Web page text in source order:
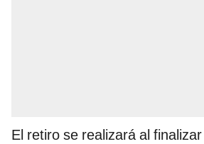
El retiro se realizará al